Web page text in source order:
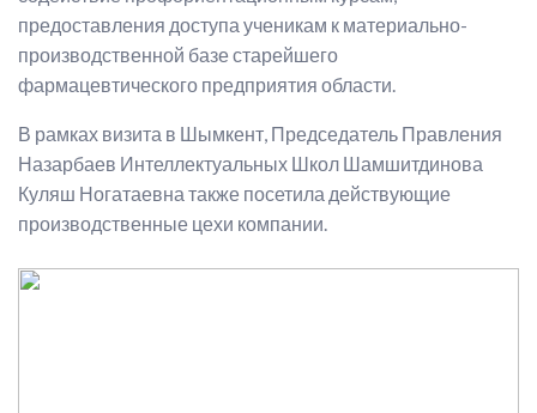
предоставления доступа ученикам к материально-
производственной базе старейшего
фармацевтического предприятия области.
В рамках визита в Шымкент, Председатель Правления
Назарбаев Интеллектуальных Школ Шамшитдинова
Куляш Ногатаевна также посетила действующие
производственные цехи компании.